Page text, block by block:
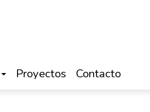
Proyectos Contacto